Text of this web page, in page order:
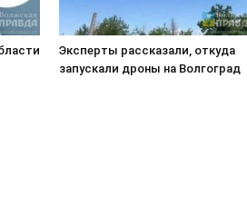
Эксперты рассказали, откуда
запускали дроны на Волгоград